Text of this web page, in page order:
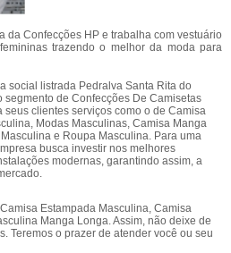
da Confecções HP e trabalha com vestuário
trazendo o melhor da moda para
social listrada Pedralva Santa Rita do
segmento de Confecções De Camisetas
clientes serviços como o de Camisa
Modas Masculinas, Camisa Manga
e Roupa Masculina. Para uma
busca investir nos melhores
modernas, garantindo assim, a
Estampada Masculina, Camisa
Manga Longa. Assim, não deixe de
Teremos o prazer de atender você ou seu